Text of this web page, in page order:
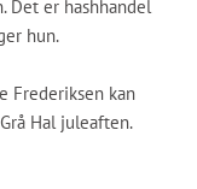
Det er hashhandel
hun.
Frederiksen kan
Hal juleaften.